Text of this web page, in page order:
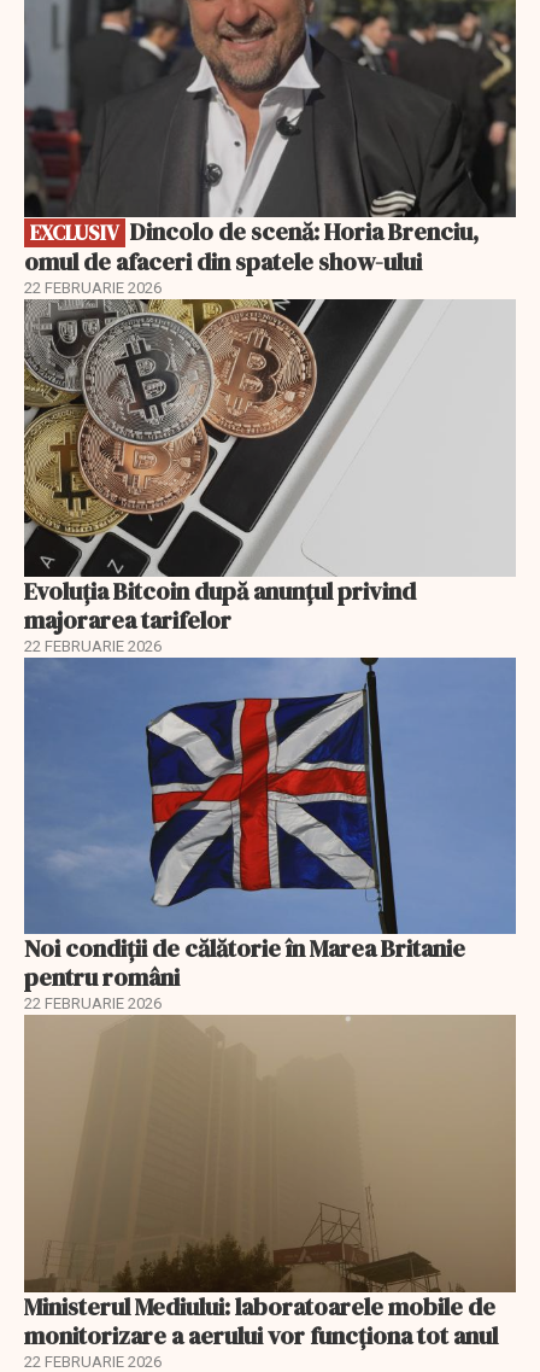
EXCLUSIV
omul de afaceri din spatele show-ului
22 FEBRUARIE 2026
Evoluția Bitcoin după anunțul privind
majorarea tarifelor
22 FEBRUARIE 2026
Noi condiții de călătorie în Marea Britanie
pentru români
22 FEBRUARIE 2026
Ministerul Mediului: laboratoarele mobile de
monitorizare a aerului vor funcționa tot anul
22 FEBRUARIE 2026